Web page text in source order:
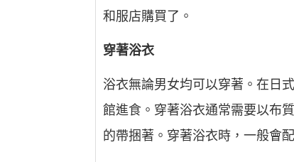
和服店購買了。
穿著浴衣
浴衣無論男女均可以穿著。在日
館進食。穿著浴衣通常需要以布
的帶捆著。穿著浴衣時，一般會